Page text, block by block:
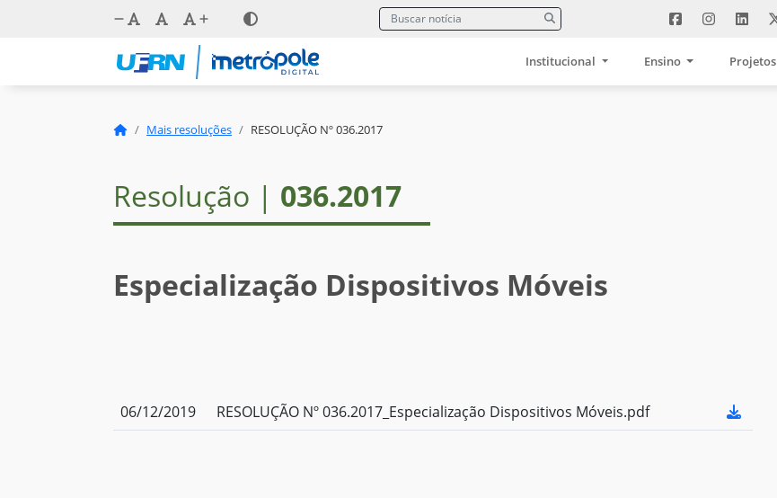
Institucional Ensino Projetos
Mais resoluções RESOLUÇÃO Nº 036.2017
Resolução | 036.2017
Especialização Dispositivos Móveis
06/12/2019 RESOLUÇÃO Nº 036.2017_Especialização Dispositivos Móveis.pdf